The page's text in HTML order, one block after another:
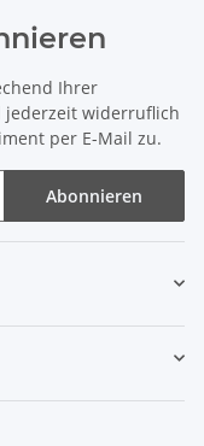
Ihrer
jederzeit widerruflich
per E-Mail zu.
Abonnieren